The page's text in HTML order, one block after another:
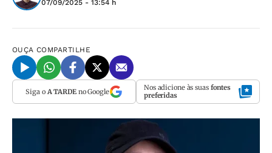
07/09/2025 - 13:54 h
OUÇA COMPARTILHE
Siga o A TARDEno Google Nos adicione às suas fontes
preferidas